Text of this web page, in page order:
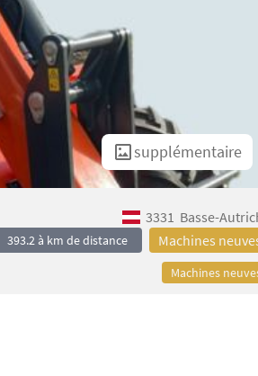
supplémentaire
3331 Basse-
393.2 à km de distance Machines
Machines